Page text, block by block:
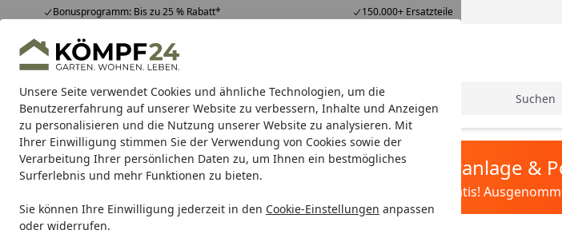
Unsere Seite verwendet Cookies und ähnliche Technologien, um die
Benutzererfahrung auf unserer Website zu verbessern, Inhalte und Anzeigen
zu personalisieren und die Nutzung unserer Website zu analysieren. Mit
Ihrer Einwilligung stimmen Sie der Verwendung von Cookies sowie der
Verarbeitung Ihrer persönlichen Daten zu, um Ihnen ein bestmögliches
Surferlebnis und mehr Funktionen zu bieten.
Sie können Ihre Einwilligung jederzeit in den Cookie-Einstellungen anpassen
oder widerrufen.
Bonusprogramm: Bis zu 25 % Rabatt* 150.000+ Ersatzteile
Hotline07051 / 9 22 22
Mo-Fr. 8-16 Uhr 25.948 Bewertungen
Alle Produkte
Alle ProdukteHighlights Tipps & Tricks Suche
Karibu Pools inkl. gratis Sandfilteranlage &
Dein Traumpool im Sorglos-Paket: Filter&Pflege gratis!